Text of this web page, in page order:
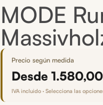
MODE
Precio según medida
Desde 1.580,00
IVA incluido · Selecciona las